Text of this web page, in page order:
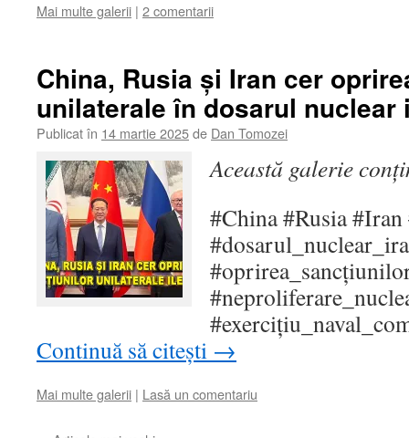
Mai multe galerii | 2 comentarii
China, Rusia și Iran cer
unilaterale în dosarul nuclear
Publicat în 14 martie 2025de Dan Tomozei
Această galerie
#China #Rusia
Continuă să citești →
Mai multe galerii | Lasă un comentariu